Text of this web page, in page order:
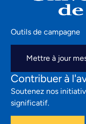
Outils de campagne
Mettre à jour
Contribuer à
Soutenez nos
significatif.